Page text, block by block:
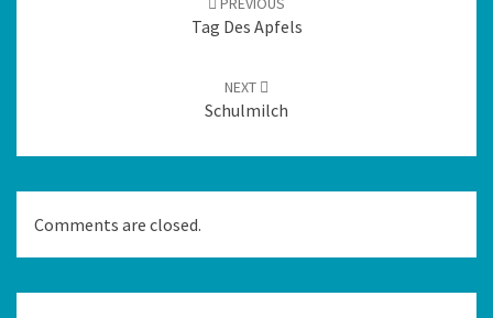
Tag Des Apfels
NEXT
Schulmilch
Comments are closed.